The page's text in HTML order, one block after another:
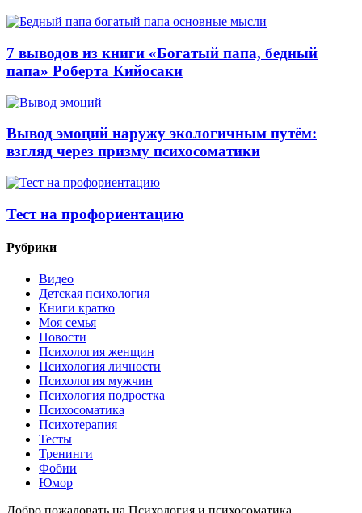
7 выводов из книги «Богатый папа, бедный
папа» Роберта Кийосаки
Вывод эмоций наружу экологичным путём:
взгляд через призму психосоматики
Тест на профориентацию
Рубрики
Видео
Детская психология
Книги кратко
Моя семья
Новости
Психология женщин
Психология личности
Психология мужчин
Психология подростка
Психосоматика
Психотерапия
Тесты
Тренинги
Фобии
Юмор